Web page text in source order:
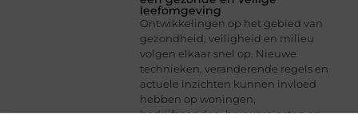
leefomgeving
Ontwikkelingen op het gebied van
gezondheid, veiligheid en milieu
volgen elkaar snel op. Nieuwe
technieken, veranderende regels en
actuele inzichten kunnen invloed
hebben op woningen,
bedrijfspanden, bouwprojecten en